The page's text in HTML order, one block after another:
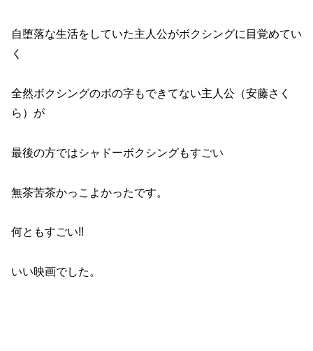
自堕落な生活をしていた主人公がボクシングに目覚めてい
く
全然ボクシングのボの字もできてない主人公（安藤さく
ら）が
最後の方ではシャドーボクシングもすごい
無茶苦茶かっこよかったです。
何ともすごい!!
いい映画でした。